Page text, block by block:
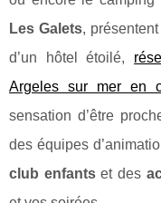
Les Galets,
d’un hôtel étoilé,
Argeles sur mer en
sensation d’être
des équipes
club enfantset des